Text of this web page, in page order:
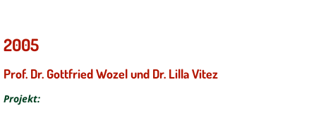
2005
Prof. Dr. Gottfried Wozel und Dr. Lilla Vitez
Projekt: